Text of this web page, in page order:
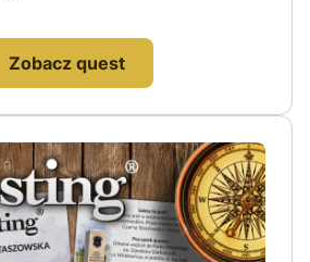
Zobacz quest